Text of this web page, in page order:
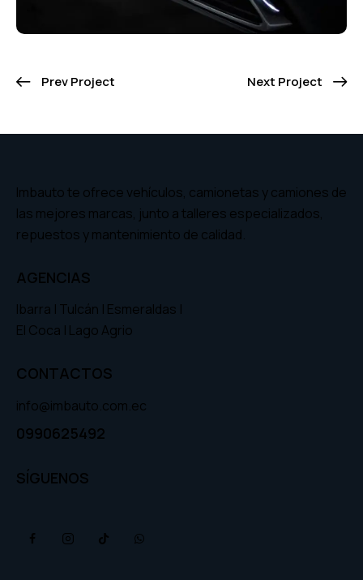
Prev Project Next Project
Imbauto te ofrece vehículos, camionetas y camiones de
las mejores marcas, junto a talleres especializados,
repuestos y mantenimiento de calidad.
AGENCIAS
Ibarra | Tulcán | Esmeraldas |
El Coca | Lago Agrio
CONTACTOS
info@imbauto.com.ec
0990625492
SÍGUENOS